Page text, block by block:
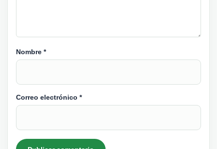
Nombre *
Correo electrónico *